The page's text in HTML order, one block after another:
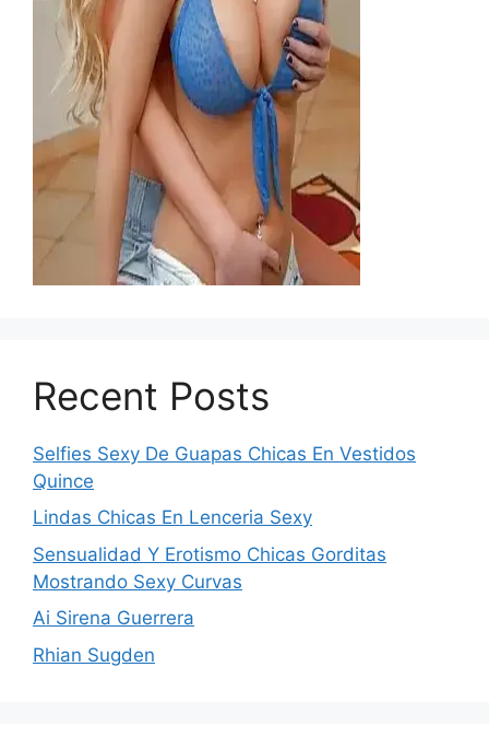
Recent Posts
Selfies Sexy De Guapas Chicas En Vestidos
Quince
Lindas Chicas En Lenceria Sexy
Sensualidad Y Erotismo Chicas Gorditas
Mostrando Sexy Curvas
Ai Sirena Guerrera
Rhian Sugden